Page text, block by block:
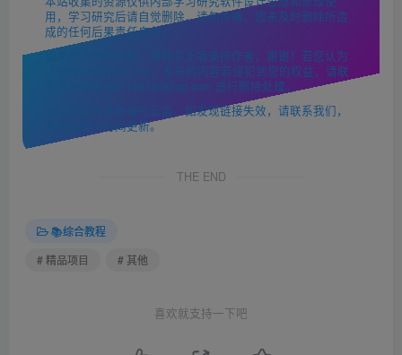
用，学习研究后请自觉删除，请勿传播，因未及时删除所造
成的任何后果责任自负。
如果用于其他用途，请购买正版支持作者，谢谢！若您认为
「https://mc9527.cn/」发布的内容若侵犯到您的权益，请联
系站长邮箱:907146180@qq.com 进行删除处理。
本站资源大多存储在云盘，如发现链接失效，请联系我们，
我们会第一时间更新。
THE END
📚综合教程
# 精品项目
# 其他
喜欢就支持一下吧